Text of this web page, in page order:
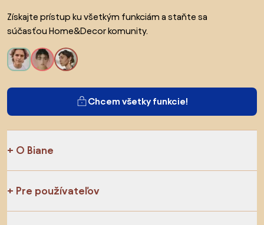
Získajte prístup ku všetkým funkciám a staňte sa
súčasťou Home&Decor komunity.
Chcem všetky funkcie!
O Biane
Pre používateľov